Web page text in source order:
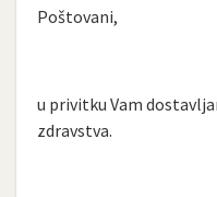
Poštovani,
u privitku Vam
zdravstva.